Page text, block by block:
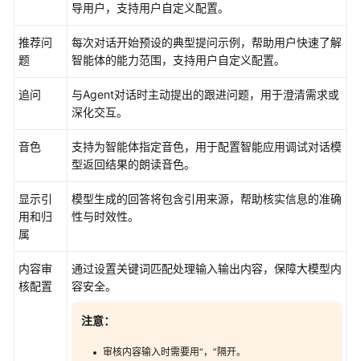
智
评
估
作
空
导用户，支持用户自定义配置。
推荐问
题
每次对话开始预设的典型提问示例，帮助用户快速了解
智能体的能力范围，支持用户自定义配置。
追问
与Agent对话时主动提出的跟进问题，用于澄清需求或
深化交互。
音色
支持为智能体指定音色，用于配置智能应用调试对话模
型返回结果的朗读音色。
显示引
用和归
属
模型生成的回答将包含引用来源，帮助核实信息的准确
性与时效性。
内容审
核配置
通过设置关键词匹配处理输入输出内容，保障大模型内
容安全。
注意：
审核内容输入时需要用“，” 隔开。